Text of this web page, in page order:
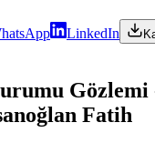
LinkedIn
Gözlemi
Fatih